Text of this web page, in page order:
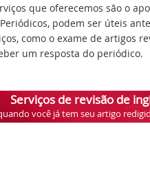
que oferecemos são o
podem ser úteis
como o exame de artigos
um resposta do periódico.
Serviços de revisão de
você já tem seu artigo